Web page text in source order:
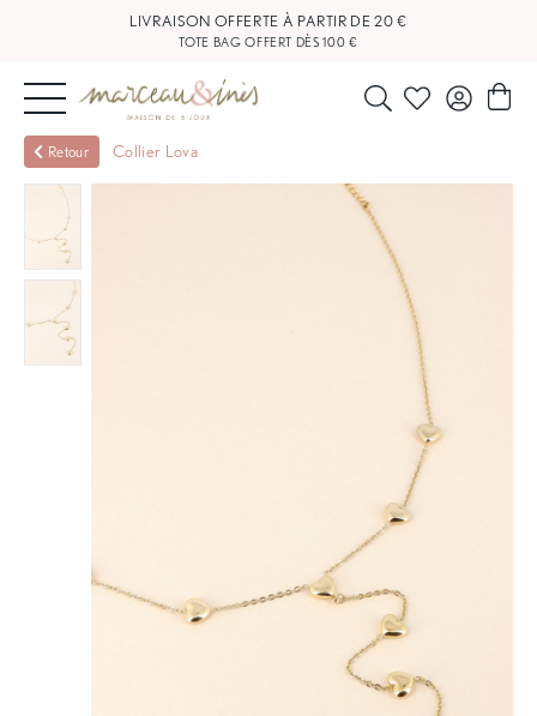
LIVRAISON OFFERTE À PARTIR DE 20 €
TOTE BAG OFFERT DÈS 100 €
NOUVEAUTÉS
BIJOUX
OUTLET
BLOG
Retour Collier Lova